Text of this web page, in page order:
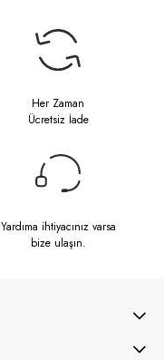
Her Zaman
Ücretsiz İade
Yardıma ihtiyacınız varsa
bize ulaşın.